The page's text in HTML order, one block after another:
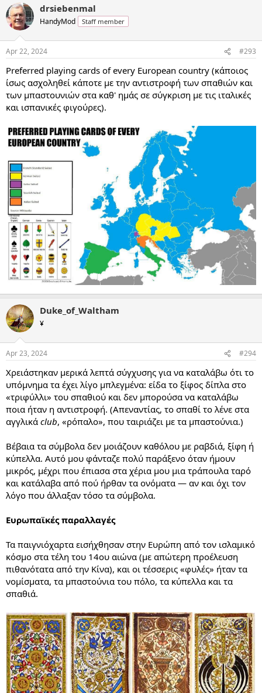
c
t
i
s
drsiebenmal
HandyMod Staff member
Apr 22, 2024 #293
Preferred playing cards of every European country (κάποιος
ίσως ασχοληθεί κάποτε με την αντιστροφή των σπαθιών και
των μπαστουνιών στα καθ' ημάς σε σύγκριση με τις ιταλικές
και ισπανικές φιγούρες).
Duke_of_Waltham
¥
Apr 23, 2024 #294
Χρειάστηκαν μερικά λεπτά σύγχυσης για να καταλάβω ότι το
υπόμνημα τα έχει λίγο μπλεγμένα: είδα το ξίφος δίπλα στο
«τριφύλλι» του σπαθιού και δεν μπορούσα να καταλάβω
ποια ήταν η αντιστροφή. (Απεναντίας, το σπαθί το λένε στα
αγγλικά club, «ρόπαλο», που ταιριάζει με τα μπαστούνια.)
Βέβαια τα σύμβολα δεν μοιάζουν καθόλου με ραβδιά, ξίφη ή
κύπελλα. Αυτό μου φάνταζε πολύ παράξενο όταν ήμουν
μικρός, μέχρι που έπιασα στα χέρια μου μια τράπουλα ταρό
και κατάλαβα από πού ήρθαν τα ονόματα — αν και όχι τον
λόγο που άλλαξαν τόσο τα σύμβολα.
Ευρωπαϊκές παραλλαγές
Τα παιγνιόχαρτα εισήχθησαν στην Ευρώπη από τον ισλαμικό
κόσμο στα τέλη του 14ου αιώνα (με απώτερη προέλευση
πιθανότατα από την Κίνα), και οι τέσσερις «φυλές» ήταν τα
νομίσματα, τα μπαστούνια του πόλο, τα κύπελλα και τα
σπαθιά.